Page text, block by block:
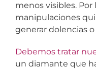
menos visibles.
manipulaciones
generar dolencias
Debemos tratar
un diamante que